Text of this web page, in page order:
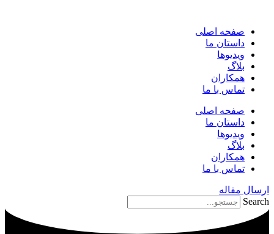
محتوا
صفحه اصلی
داستان ما
ویدیوها
بلاگ
همکاران
تماس با ما
صفحه اصلی
داستان ما
ویدیوها
بلاگ
همکاران
تماس با ما
ارسال مقاله
Search